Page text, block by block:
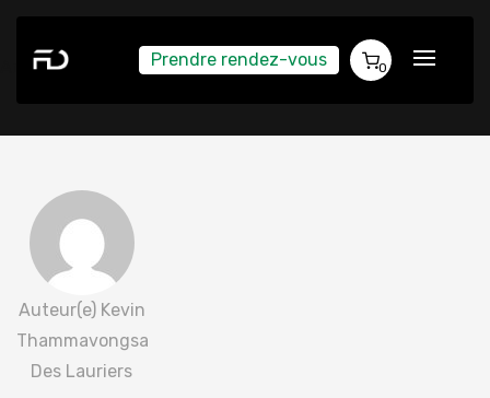
Prendre rendez-vous 0
Amelie Giroux 2022-05-09
Auteur(e) Kevin
Thammavongsa
Des Lauriers